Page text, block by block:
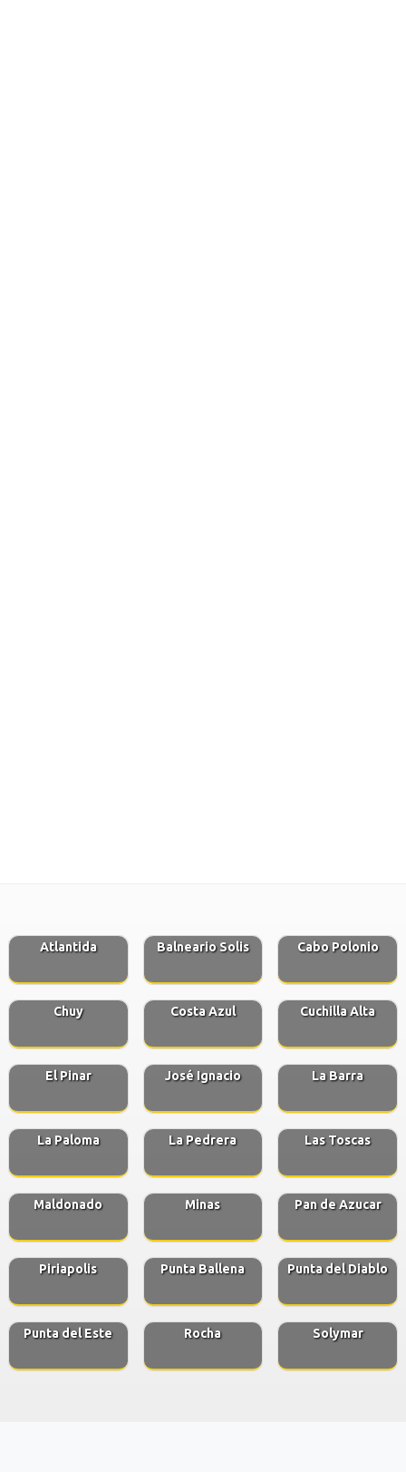
Atlantida Balneario Solis Cabo Polonio
Chuy Costa Azul Cuchilla Alta
El Pinar José Ignacio La Barra
La Paloma La Pedrera Las Toscas
Maldonado Minas Pan de Azucar
Piriapolis Punta Ballena Punta del Diablo
Punta del Este Rocha Solymar